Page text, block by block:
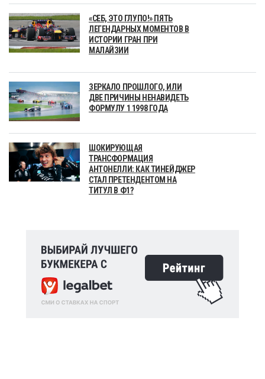
«СЕБ, ЭТО ГЛУПО!» ПЯТЬ
ЛЕГЕНДАРНЫХ МОМЕНТОВ В
ИСТОРИИ ГРАН ПРИ
МАЛАЙЗИИ
ЗЕРКАЛО ПРОШЛОГО, ИЛИ
ДВЕ ПРИЧИНЫ НЕНАВИДЕТЬ
ФОРМУЛУ 1 1998 ГОДА
ШОКИРУЮЩАЯ
ТРАНСФОРМАЦИЯ
АНТОНЕЛЛИ: КАК ТИНЕЙДЖЕР
СТАЛ ПРЕТЕНДЕНТОМ НА
ТИТУЛ В Ф1?